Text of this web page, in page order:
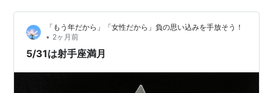
「もう年だから」「女性だから」負の思い込みを手放そう！
• 2ヶ月前
5/31は射手座満月